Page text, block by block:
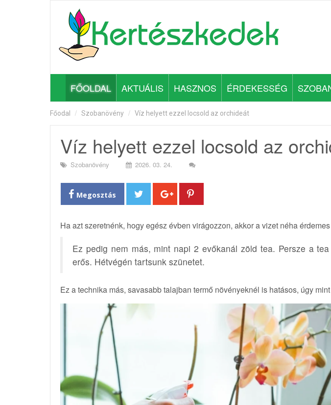
FŐOLDAL AKTUÁLIS HASZNOS ÉRDEKESSÉG
Főodal Szobanövény Víz helyett ezzel locsold az orchideát
Víz helyett ezzel locsold az
Szobanövény 2026. 03. 24.
Megosztás
Ha azt szeretnénk, hogy egész évben virágozzon, akkor a vizet néha
Ez pedig nem más, mint napi 2 evőkanál zöld tea. Persze a
erős. Hétvégén tartsunk szünetet.
Ez a technika más, savasabb talajban termő növényeknél is hatásos, úgy